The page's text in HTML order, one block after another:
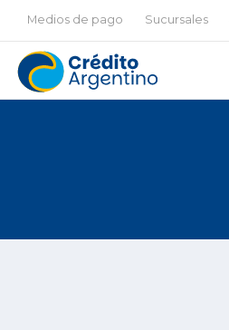
Medios de pago Sucursales